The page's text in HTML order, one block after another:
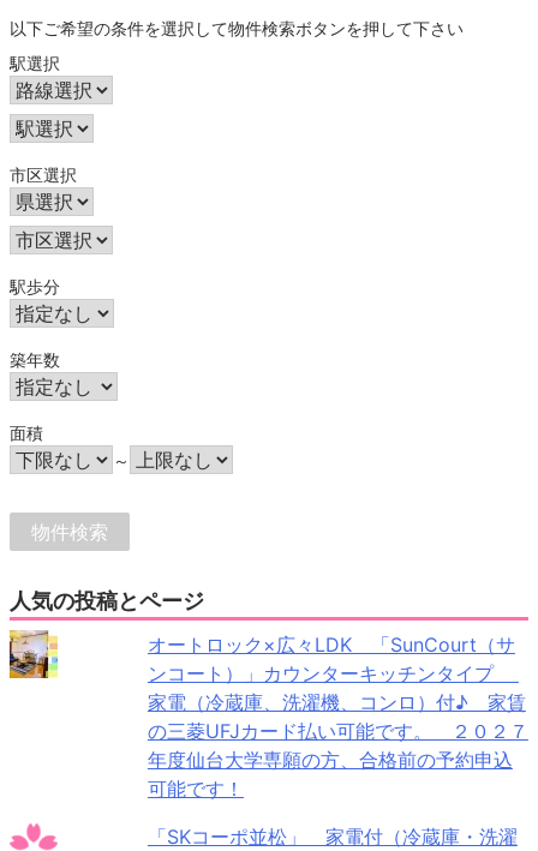
以下ご希望の条件を選択して物件検索ボタンを押して下さい
駅選択
市区選択
駅歩分
築年数
面積
～
人気の投稿とページ
オートロック×広々LDK 「SunCourt（サ
ンコート）」カウンターキッチンタイプ
家電（冷蔵庫、洗濯機、コンロ）付♪ 家賃
の三菱UFJカード払い可能です。 ２０２７
年度仙台大学専願の方、合格前の予約申込
可能です！
「SKコーポ並松」 家電付（冷蔵庫・洗濯